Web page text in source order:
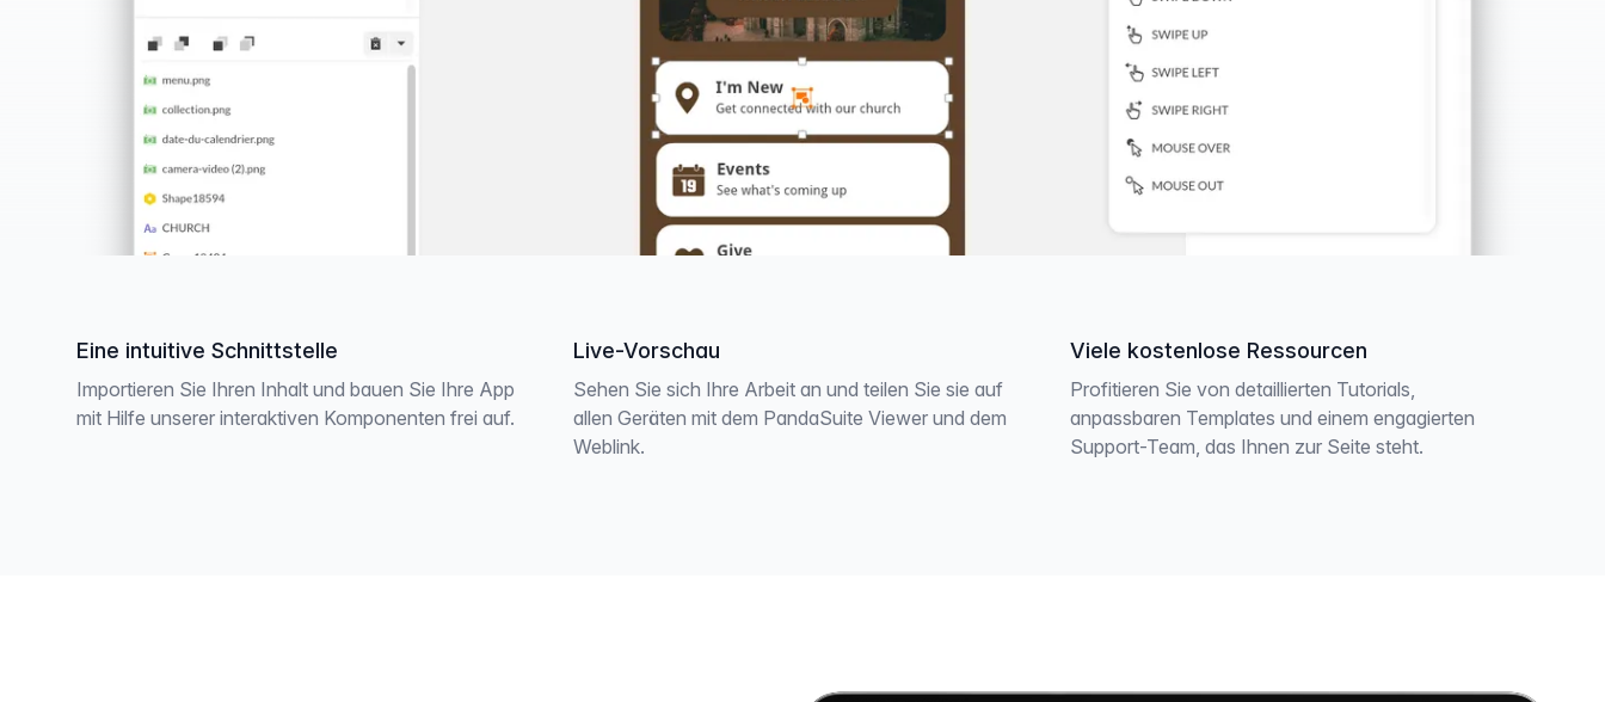
Eine intuitive Schnittstelle
Importieren Sie Ihren Inhalt und bauen Sie Ihre App
mit Hilfe unserer interaktiven Komponenten frei auf.
Live-Vorschau
Sehen Sie sich Ihre Arbeit an und teilen Sie sie auf
allen Geräten mit dem PandaSuite Viewer und dem
Weblink.
Viele kostenlose Ressourcen
Profitieren Sie von detaillierten Tutorials,
anpassbaren Templates und einem engagierten
Support-Team, das Ihnen zur Seite steht.